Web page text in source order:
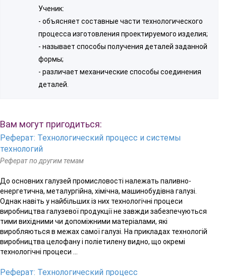
Ученик:
- объясняет составные части технологического
процесса изготовления проектируемого изделия;
- называет способы получения деталей заданной
формы;
- различает механические способы соединения
деталей.
Вам могут пригодиться:
Реферат: Технологический процесс и системы
технологий
Реферат по другим темам
До основних галузей промисловості належать паливно-
енергетична, металургійна, хімічна, машинобудівна галузі.
Однак навіть у найбільших із них технологічні процеси
виробництва галузевої продукції не завжди забезпечуються
тими вихідними чи допоміжними матеріалами, які
виробляються в межах самої галузі. На прикладах технологій
виробництва целофану і поліетилену видно, що окремі
технологічні процеси ...
Реферат: Технологический процесс